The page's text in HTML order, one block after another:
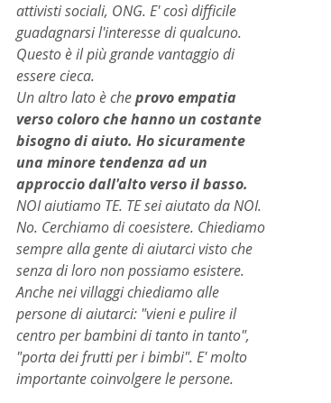
attivisti sociali, ONG. E' così difficile
guadagnarsi l'interesse di qualcuno.
Questo è il più grande vantaggio di
essere cieca.
Un altro lato è che provo empatia
verso coloro che hanno un costante
bisogno di aiuto. Ho sicuramente
una minore tendenza ad un
approccio dall'alto verso il basso.
NOI aiutiamo TE. TE sei aiutato da NOI.
No. Cerchiamo di coesistere. Chiediamo
sempre alla gente di aiutarci visto che
senza di loro non possiamo esistere.
Anche nei villaggi chiediamo alle
persone di aiutarci: "vieni e pulire il
centro per bambini di tanto in tanto",
"porta dei frutti per i bimbi". E' molto
importante coinvolgere le persone.